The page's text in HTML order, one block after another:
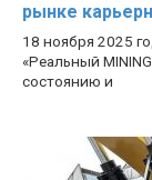
рынке
18 ноября 2025
«Реальный
состоянию и